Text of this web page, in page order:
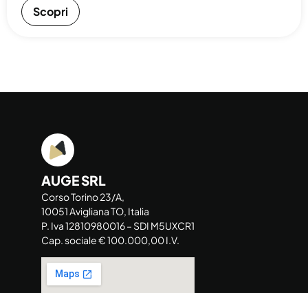
Scopri
AUGE SRL
Corso Torino 23/A,
10051 Avigliana TO, Italia
P. Iva 12810980016 – SDI M5UXCR1
Cap. sociale € 100.000,00 I.V.